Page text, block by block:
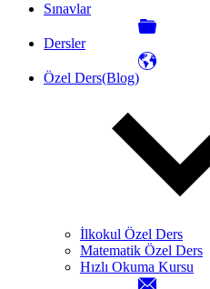
Sınavlar
Dersler
Özel Ders(Blog)
İlkokul Özel Ders
Matematik Özel Ders
Hızlı Okuma Kursu